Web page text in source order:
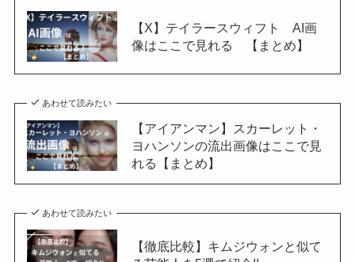
【X】テイラースウィフト AI画
像はここで見れる 【まとめ】
あわせて読みたい
【アイアンマン】スカーレット・
ヨハンソンの流出画像はここで見
れる【まとめ】
あわせて読みたい
【徹底比較】キムジウォンと似て